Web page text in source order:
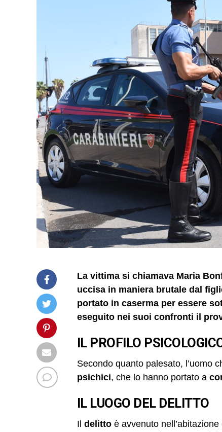
La vittima si chiamava Maria
uccisa in maniera brutale dal
portato in caserma per essere
eseguito nei suoi confronti il
IL PROFILO
Secondo quanto palesato, l’uomo
psichici, che lo hanno portato a
IL LUOGO DEL DELITTO
Il delitto è avvenuto